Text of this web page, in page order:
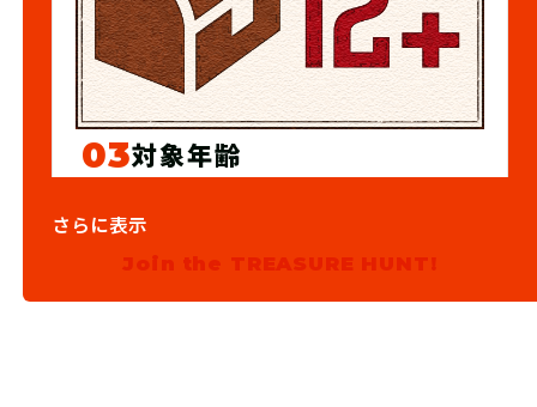
03対象年齢
12歳以上
さらに表示
Join the TREASURE HUNT!